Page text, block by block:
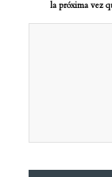
la próxima vez